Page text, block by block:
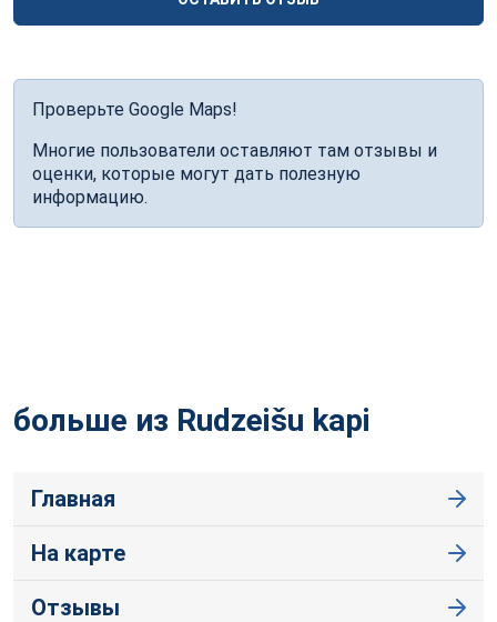
Проверьте Google Maps!
Многие пользователи оставляют там отзывы и
оценки, которые могут дать полезную
информацию.
больше из Rudzeišu kapi
Главная
На карте
Отзывы